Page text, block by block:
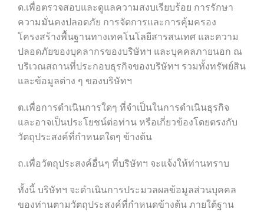
ด.เพื่อตรวจสอบและดูแลความสงบเรียบร้อย การรักษา
ความมั่นคงปลอดภัย การจัดการและการคุ้มครอง
โครงสร้างพื้นฐานทางเทคโนโลยีสารสนเทศ และความ
ปลอดภัยของบุคลากรของบริษัทฯ และบุคคลภายนอก ณ
บริเวณสถานที่ประกอบธุรกิจของบริษัทฯ รวมทั้งทรัพย์สิน
และข้อมูลต่าง ๆ ของบริษัทฯ
ต.เพื่อการดำเนินการใดๆ ที่จำเป็นในการดำเนินธุรกิจ
และอาจเป็นประโยชน์ต่อท่าน หรือเกี่ยวข้องโดยตรงกับ
วัตถุประสงค์ที่กำหนดใดๆ ข้างต้น
ถ.เพื่อวัตถุประสงค์อื่นๆ ที่บริษัทฯ จะแจ้งให้ท่านทราบ
ทั้งนี้ บริษัทฯ จะดำเนินการประมวลผลข้อมูลส่วนบุคคล
ของท่านตามวัตถุประสงค์ที่กำหนดข้างต้น ภายใต้ฐาน